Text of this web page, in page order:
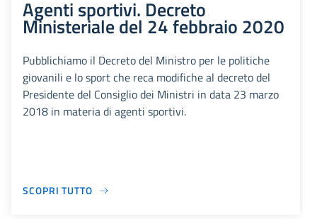
Agenti sportivi. Decreto
Ministeriale del 24 febbraio 2020
Pubblichiamo il Decreto del Ministro per le politiche
giovanili e lo sport che reca modifiche al decreto del
Presidente del Consiglio dei Ministri in data 23 marzo
2018 in materia di agenti sportivi.
SCOPRI TUTTO